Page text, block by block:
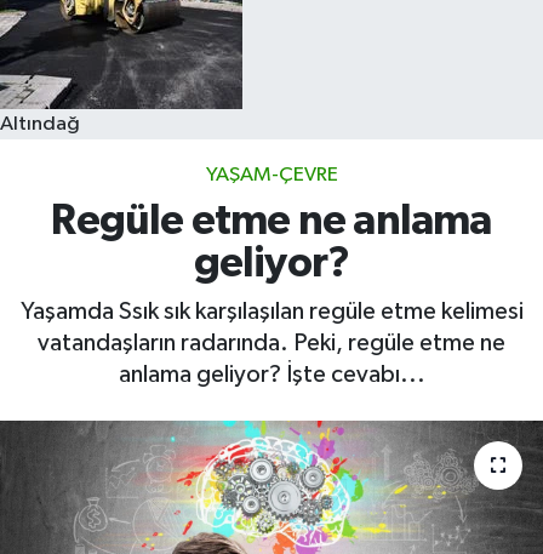
Altındağ
YAŞAM-ÇEVRE
Regüle etme ne anlama
geliyor?
Yaşamda Ssık sık karşılaşılan regüle etme kelimesi
vatandaşların radarında. Peki, regüle etme ne
anlama geliyor? İşte cevabı...